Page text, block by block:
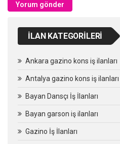
İLAN KATEGORILERI
Ankara gazino kons iş ilanları
Antalya gazino kons iş ilanları
Bayan Dansçı İş İlanları
Bayan garson iş ilanları
Gazino İş İlanları